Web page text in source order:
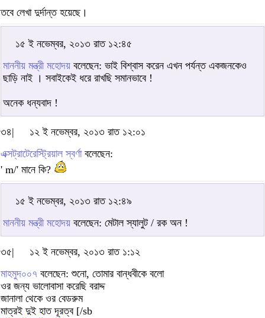
তবে লেখা দুর্দান্ত হয়েছে।
১৫ ই নভেম্বর, ২০১৩ রাত ১২:৪৫
মাননীয় মন্ত্রী মহোদয় বলেছেন: ভাই বিশ্বাস করেন এখন পর্যন্ত একজনকেও
ছাড়ি নাই । সবাইকেই ধরে রাখছি সমানভাবে !
অনেক ধন্যবাদ !
৩৪|
১২ ই নভেম্বর, ২০১৩ রাত ১২:০১
এক্সট্রাটেরেস্ট্রিয়াল স্বর্ণাবলেছেন:
' m/' মানে কি?
১৫ ই নভেম্বর, ২০১৩ রাত ১২:৪৯
মাননীয় মন্ত্রী মহোদয় বলেছেন: মেটাল স্যালুট / রক অন !
৩৫|
১২ ই নভেম্বর, ২০১৩ রাত ১:১২
মাহমুদ০০৭ বলেছেন: শুনো, তোমার বান্ধবীকে বলো
ওর জন্য ভালোবাসা করেছি বরাদ্দ
জানালা থেকে ওর বেডরুম
মাত্রই দুই হাত দূরত্ব [/sb